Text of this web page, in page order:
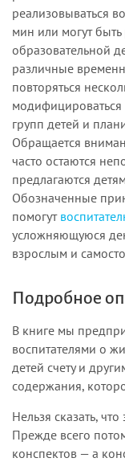
реализовываться
мин или могут
образовательной
различные
повторяться
модифицироваться
групп детей и
Обращается
часто остаются
предлагаются
Обозначенные
помогут
усложняющуюся
взрослым и
Подробное
В книге мы
воспитателями о
детей счету и
содержания,
Нельзя сказать,
Прежде всего
конспектов — а